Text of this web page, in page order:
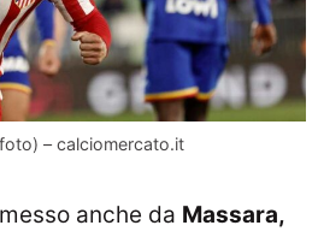
– calciomercato.it
anche da Massara,